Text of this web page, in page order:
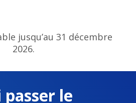
jusqu’au 31 décembre
2026.
le